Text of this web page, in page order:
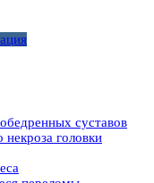
суставов
некроза головки